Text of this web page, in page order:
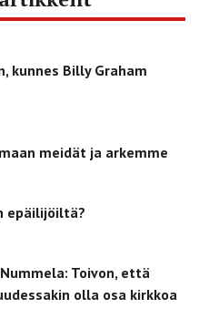
kunnes Billy Graham
meidät ja arkemme
epäilijöiltä?
Toivon, että
olla osa kirkkoa